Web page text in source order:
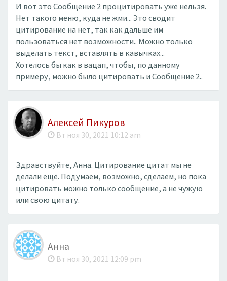
И вот это Сообщение 2 процитировать уже нельзя.
Нет такого меню, куда не жми... Это сводит
цитирование на нет, так как дальше им
пользоваться нет возможности.. Можно только
выделать текст, вставлять в кавычках...
Хотелось бы как в вацап, чтобы, по данному
примеру, можно было цитировать и Сообщение 2..
Алексей Пикуров
Вт ноя 30, 2021 10:12 am
Здравствуйте, Анна. Цитирование цитат мы не
делали ещё. Подумаем, возможно, сделаем, но пока
цитировать можно только сообщение, а не чужую
или свою цитату.
Анна
Вт ноя 30, 2021 12:09 pm